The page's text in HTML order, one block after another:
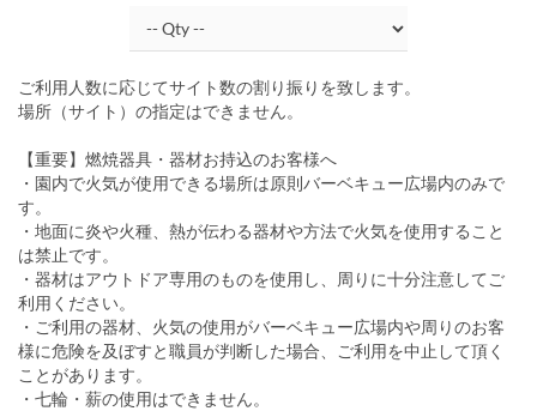
ご利用人数に応じてサイト数の割り振りを致します。
場所（サイト）の指定はできません。
【重要】燃焼器具・器材お持込のお客様へ
・園内で火気が使用できる場所は原則バーベキュー広場内のみで
す。
・地面に炎や火種、熱が伝わる器材や方法で火気を使用すること
は禁止です。
・器材はアウトドア専用のものを使用し、周りに十分注意してご
利用ください。
・ご利用の器材、火気の使用がバーベキュー広場内や周りのお客
様に危険を及ぼすと職員が判断した場合、ご利用を中止して頂く
ことがあります。
・七輪・薪の使用はできません。